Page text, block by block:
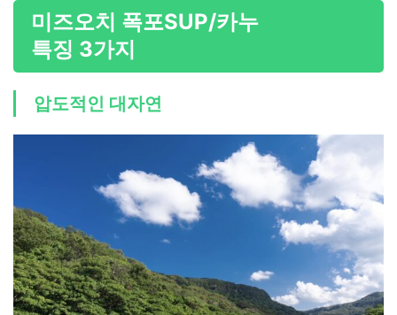
미즈오치 폭포SUP/카누
특징 3가지
압도적인 대자연